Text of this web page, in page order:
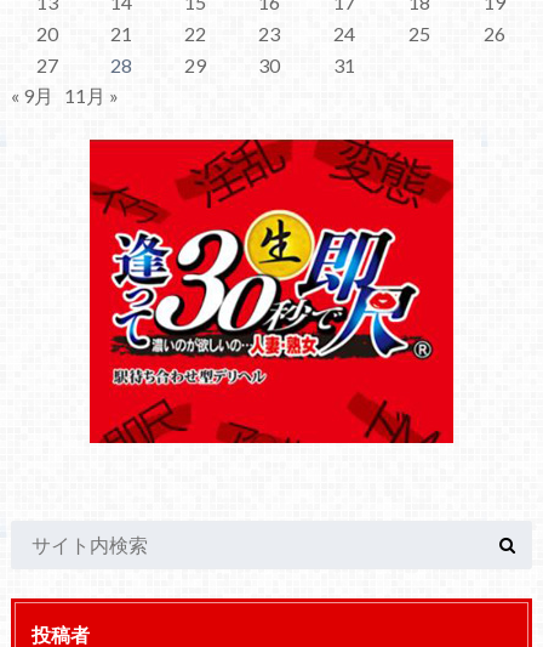
20
21 22 23 24 25
26
27
28 29 30
31
« 9月
11月 »
投稿者